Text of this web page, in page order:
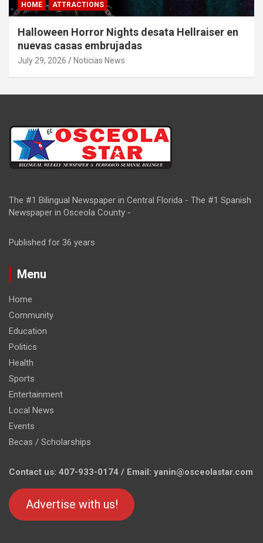
HOME ATTRACTIONS
Halloween Horror Nights desata Hellraiser en
nuevas casas embrujadas
July 29, 2026 Noticias News
The #1 Bilingual Newspaper in Central Florida - The #1 Spanish
Newspaper in Osceola County -
Published for 36 years
Menu
Home
Community
Education
Politics
Health
Sports
Entertainment
Local News
Events
Becas / Scholarships
Contact us: 407-933-0174 / Email: yanin@osceolastar.com
Advertise with us!